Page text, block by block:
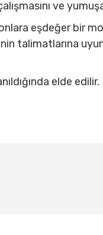
ve
eşdeğer bir
talimatlarına
elde edilir.